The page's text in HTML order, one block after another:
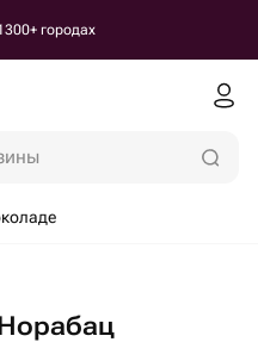
городах